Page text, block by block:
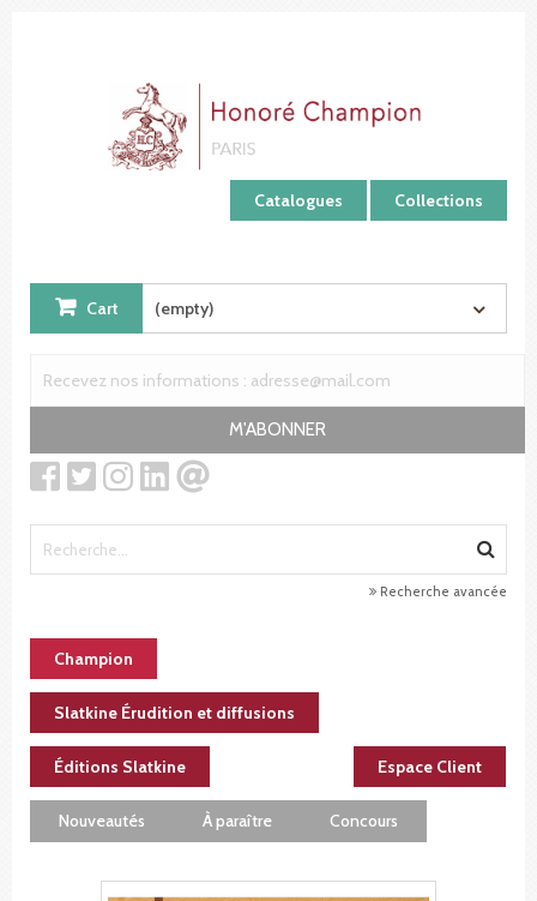
Catalogues Collections
Cart (empty)
M'ABONNER
Recherche avancée
Champion
Slatkine Érudition et diffusions
Éditions Slatkine Espace Client
Nouveautés À paraître Concours